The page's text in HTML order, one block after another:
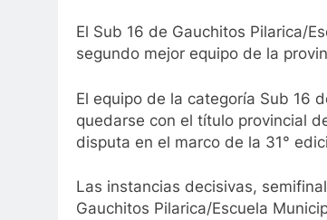
El Sub 16 de Gauchitos Pilarica/
segundo mejor equipo de la
El equipo de la categoría Sub 16
quedarse con el título provincial
disputa en el marco de la 31°
Las instancias decisivas,
Gauchitos Pilarica/Escuela